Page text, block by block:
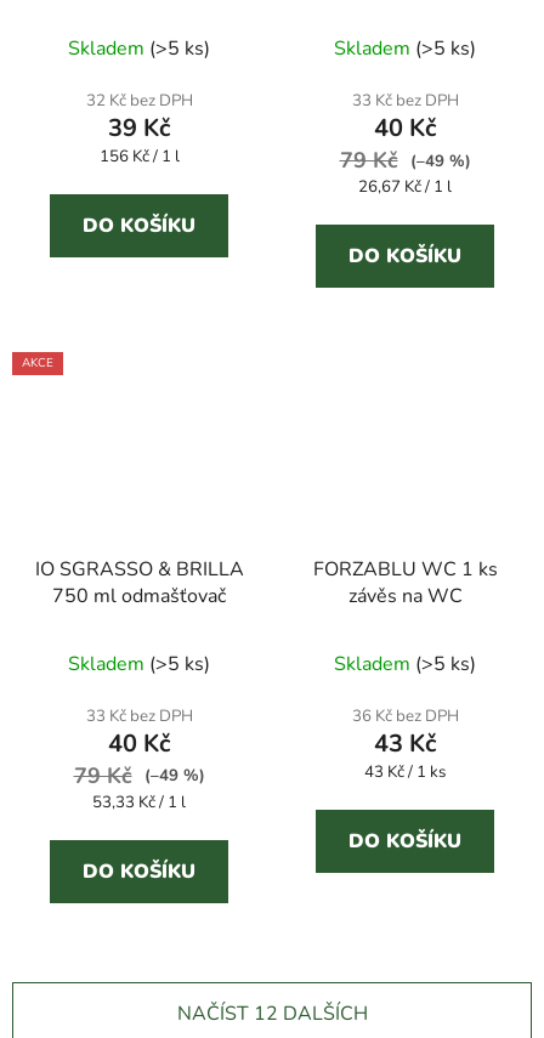
Skladem (>5 ks)
32 Kč bez DPH
39 Kč
Měrná
156 Kč / 1 l
DO KOŠÍKU
univerzální čisticí
prostředek
hodnocení
produktu
je
5,0
z
5
hvězdiček.
Skladem (>5 ks)
33 Kč bez DPH
40 Kč
79 Kč
(–49 %)
Měrná
26,67 Kč / 1 l
DO KOŠÍKU
AKCE
IO SGRASSO & BRILLA
750 ml odmašťovač
hodnocení
produktu
je
4,0
z
5
hvězdiček.
Skladem (>5 ks)
33 Kč bez DPH
40 Kč
79 Kč
(–49 %)
Měrná
53,33 Kč / 1 l
DO KOŠÍKU
FORZABLU WC 1 ks
závěs na WC
Skladem (>5 ks)
36 Kč bez DPH
43 Kč
Měrná
43 Kč / 1 ks
DO KOŠÍKU
NAČÍST 12 DALŠÍCH